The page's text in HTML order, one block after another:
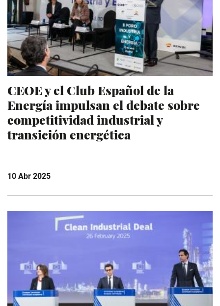
CEOE y el Club Español de la
Energía impulsan el debate sobre
competitividad industrial y
transición energética
10 Abr 2025